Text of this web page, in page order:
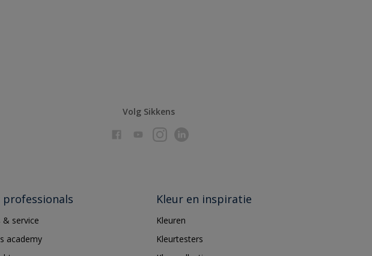
Volg Sikkens
professionals
& service
academy
Kleur en inspiratie
Kleuren
Kleurtesters